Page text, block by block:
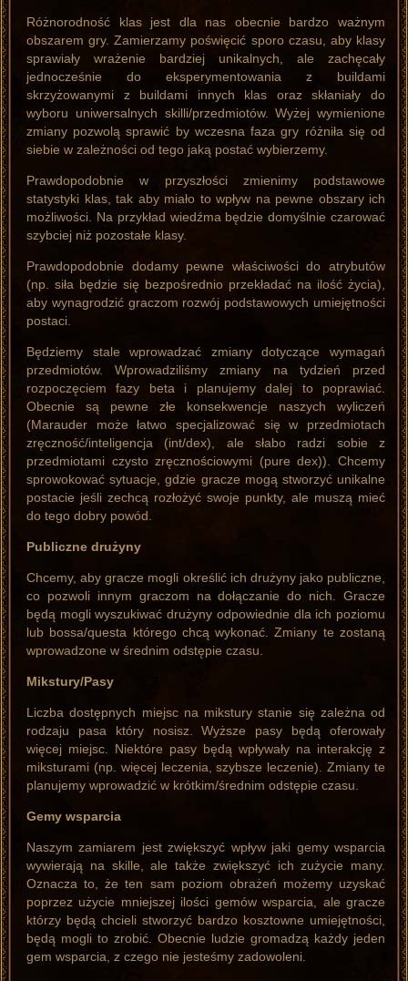
Różnorodność klas jest dla nas obecnie bardzo ważnym
obszarem gry. Zamierzamy poświęcić sporo czasu, aby klasy
sprawiały wrażenie bardziej unikalnych, ale zachęcały
jednocześnie do eksperymentowania z buildami
skrzyżowanymi z buildami innych klas oraz skłaniały do
wyboru uniwersalnych skilli/przedmiotów. Wyżej wymienione
zmiany pozwolą sprawić by wczesna faza gry różniła się od
siebie w zależności od tego jaką postać wybierzemy.
Prawdopodobnie w przyszłości zmienimy podstawowe
statystyki klas, tak aby miało to wpływ na pewne obszary ich
możliwości. Na przykład wiedźma będzie domyślnie czarować
szybciej niż pozostałe klasy.
Prawdopodobnie dodamy pewne właściwości do atrybutów
(np. siła będzie się bezpośrednio przekładać na ilość życia),
aby wynagrodzić graczom rozwój podstawowych umiejętności
postaci.
Będziemy stale wprowadzać zmiany dotyczące wymagań
przedmiotów. Wprowadziliśmy zmiany na tydzień przed
rozpoczęciem fazy beta i planujemy dalej to poprawiać.
Obecnie są pewne złe konsekwencje naszych wyliczeń
(Marauder może łatwo specjalizować się w przedmiotach
zręczność/inteligencja (int/dex), ale słabo radzi sobie z
przedmiotami czysto zręcznościowymi (pure dex)). Chcemy
sprowokować sytuacje, gdzie gracze mogą stworzyć unikalne
postacie jeśli zechcą rozłożyć swoje punkty, ale muszą mieć
do tego dobry powód.
Publiczne drużyny
Chcemy, aby gracze mogli określić ich drużyny jako publiczne,
co pozwoli innym graczom na dołączanie do nich. Gracze
będą mogli wyszukiwać drużyny odpowiednie dla ich poziomu
lub bossa/questa którego chcą wykonać. Zmiany te zostaną
wprowadzone w średnim odstępie czasu.
Mikstury/Pasy
Liczba dostępnych miejsc na mikstury stanie się zależna od
rodzaju pasa który nosisz. Wyższe pasy będą oferowały
więcej miejsc. Niektóre pasy będą wpływały na interakcję z
miksturami (np. więcej leczenia, szybsze leczenie). Zmiany te
planujemy wprowadzić w krótkim/średnim odstępie czasu.
Gemy wsparcia
Naszym zamiarem jest zwiększyć wpływ jaki gemy wsparcia
wywierają na skille, ale także zwiększyć ich zużycie many.
Oznacza to, że ten sam poziom obrażeń możemy uzyskać
poprzez użycie mniejszej ilości gemów wsparcia, ale gracze
którzy będą chcieli stworzyć bardzo kosztowne umiejętności,
będą mogli to zrobić. Obecnie ludzie gromadzą każdy jeden
gem wsparcia, z czego nie jesteśmy zadowoleni.